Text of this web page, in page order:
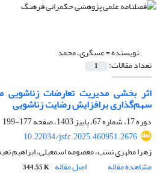
نویسنده =عسگری، محمد
تعداد مقالات: 1
اثر بخشی مدیریت تعارضات زناشویی
سهم‌گذاری برافزایش رضایت زناشویی
دوره 17، شماره 67، پاییز 1403، صفحه
177-199
10.22034/jsfc.2025.460951.2676
زهرا مطهری نسب، معصومه اسمعیلی، ابراهیم
مشاهده مقاله
اصل مقاله 344.55 K